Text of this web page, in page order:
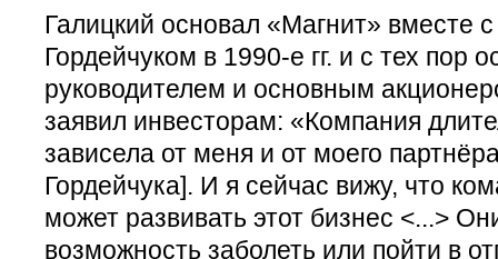
Галицкий основал «Магнит» вместе
Гордейчуком в 1990-е гг. и с тех пор
руководителем и основным
заявил инвесторам: «Компания
зависела от меня и от моего
Гордейчука]. И я сейчас вижу, что
может развивать этот бизнес <...>
возможность заболеть или пойти в